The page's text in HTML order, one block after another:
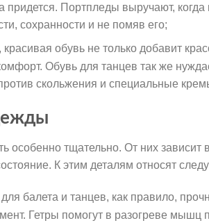
придется. Портпледы выручают,
сохранности и не помяв его;
обувь не только добавит
Обувь для танцев так же
скольжения и специальные
особенно тщательно. От них зависит
К этим деталям относят
балета и танцев, как правило,
Гетры помогут в разогреве